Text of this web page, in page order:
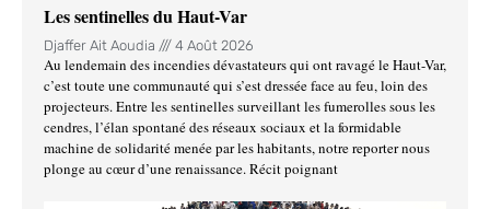
Les sentinelles du Haut-Var
Djaffer Ait Aoudia 4 Août 2026
Au lendemain des incendies dévastateurs qui ont ravagé le Haut-Var,
c’est toute une communauté qui s’est dressée face au feu, loin des
projecteurs. Entre les sentinelles surveillant les fumerolles sous les
cendres, l’élan spontané des réseaux sociaux et la formidable
machine de solidarité menée par les habitants, notre reporter nous
plonge au cœur d’une renaissance. Récit poignant